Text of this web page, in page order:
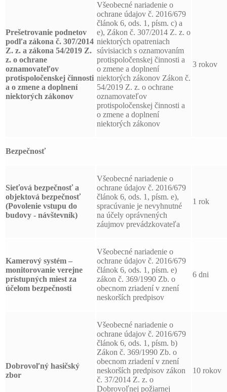
Prešetrovanie podnetov
podľa zákona č. 307/2014
Z. z. a zákona 54/2019 Z.
z. o ochrane
oznamovateľov
protispoločenskej činnosti
a o zmene a doplnení
niektorých zákonov
Všeobecné nariadenie o
ochrane údajov č. 2016/679
článok 6, ods. 1, písm. c) a
e), Zákon č. 307/2014 Z. z. o
niektorých opatreniach
súvisiacich s oznamovaním
protispoločenskej činnosti a
o zmene a doplnení
niektorých zákonov Zákon č.
54/2019 Z. z. o ochrane
oznamovateľov
protispoločenskej činnosti a
o zmene a doplnení
niektorých zákonov
3 rokov
Bezpečnosť
Sieťová bezpečnosť a
objektová bezpečnosť
(Povolenie vstupu do
budovy - návštevník)
Všeobecné nariadenie o
ochrane údajov č. 2016/679
článok 6, ods. 1, písm. e),
spracúvanie je nevyhnutné
na účely oprávnených
záujmov prevádzkovateľa
1 rok
Kamerový systém –
monitorovanie verejne
prístupných miest za
účelom bezpečnosti
Všeobecné nariadenie o
ochrane údajov č. 2016/679
článok 6, ods. 1, písm. e)
zákon č. 369/1990 Zb. o
obecnom zriadení v znení
neskorších predpisov
6 dni
Dobrovoľný hasičský
zbor
Všeobecné nariadenie o
ochrane údajov č. 2016/679
článok 6, ods. 1, písm. b)
Zákon č. 369/1990 Zb. o
obecnom zriadení v znení
neskorších predpisov zákon
č. 37/2014 Z. z. o
Dobrovoľnej požiarnej
10 rokov